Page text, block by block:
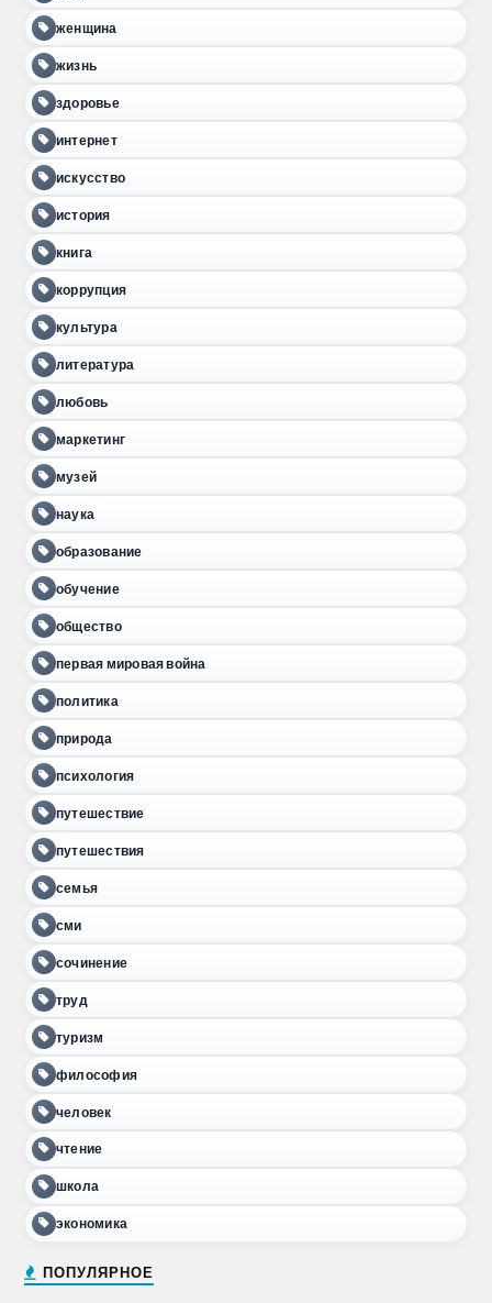
женщина
жизнь
здоровье
интернет
искусство
история
книга
коррупция
культура
литература
любовь
маркетинг
музей
наука
образование
обучение
общество
первая мировая война
политика
природа
психология
путешествие
путешествия
семья
сми
сочинение
труд
туризм
философия
человек
чтение
школа
экономика
ПОПУЛЯРНОЕ